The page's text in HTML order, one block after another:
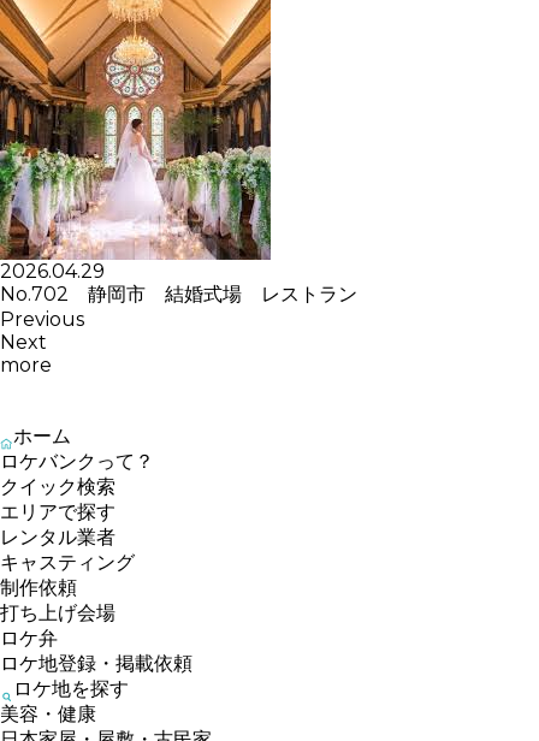
2026.04.29
No.702 静岡市 結婚式場 レストラン
Previous
Next
more
ホーム
ロケバンクって？
クイック検索
エリアで探す
レンタル業者
キャスティング
制作依頼
打ち上げ会場
ロケ弁
ロケ地登録・掲載依頼
ロケ地を探す
美容・健康